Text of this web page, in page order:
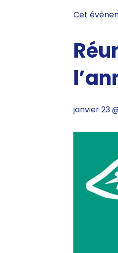
Cet
janvier 23